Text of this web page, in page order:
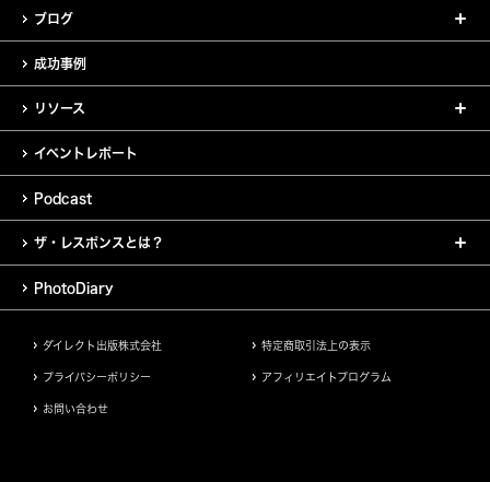
ブログ
成功事例
リソース
イベントレポート
Podcast
ザ・レスポンスとは？
PhotoDiary
ダイレクト出版株式会社 特定商取引法上の表示
プライバシーポリシー アフィリエイトプログラム
お問い合わせ